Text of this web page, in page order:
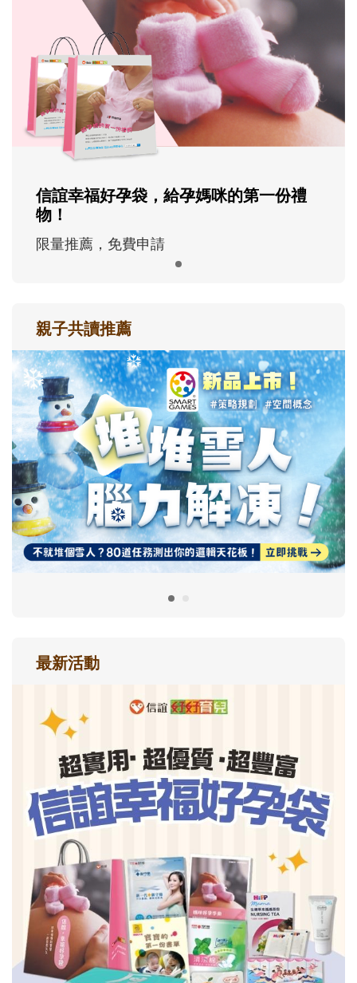
信誼幸福好孕袋，給孕媽咪的第一份禮
物！
限量推薦，免費申請
親子共讀推薦
最新活動